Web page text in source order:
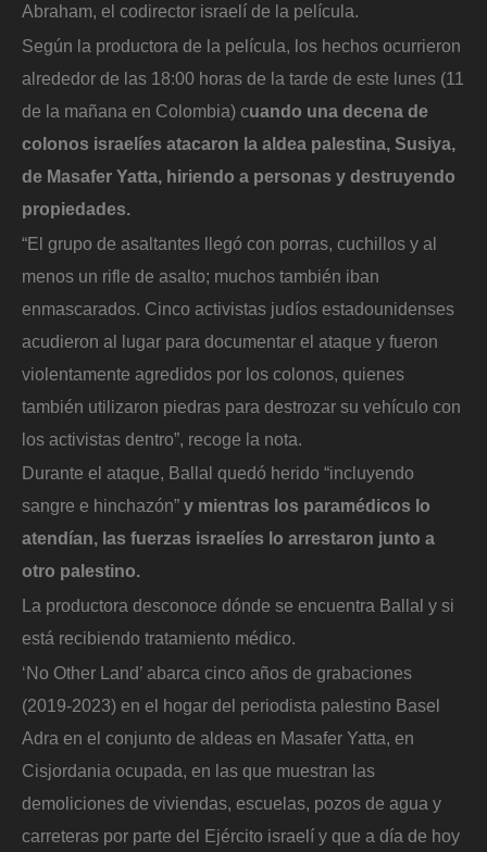
Abraham, el codirector israelí de la película.
Según la productora de la película, los hechos ocurrieron
alrededor de las 18:00 horas de la tarde de este lunes (11
de la mañana en Colombia) cuando una decena de
colonos israelíes atacaron la aldea palestina, Susiya,
de Masafer Yatta, hiriendo a personas y destruyendo
propiedades.
“El grupo de asaltantes llegó con porras, cuchillos y al
menos un rifle de asalto; muchos también iban
enmascarados. Cinco activistas judíos estadounidenses
acudieron al lugar para documentar el ataque y fueron
violentamente agredidos por los colonos, quienes
también utilizaron piedras para destrozar su vehículo con
los activistas dentro”, recoge la nota.
Durante el ataque, Ballal quedó herido “incluyendo
sangre e hinchazón” y mientras los paramédicos lo
atendían, las fuerzas israelíes lo arrestaron junto a
otro palestino.
La productora desconoce dónde se encuentra Ballal y si
está recibiendo tratamiento médico.
‘No Other Land’ abarca cinco años de grabaciones
(2019-2023) en el hogar del periodista palestino Basel
Adra en el conjunto de aldeas en Masafer Yatta, en
Cisjordania ocupada, en las que muestran las
demoliciones de viviendas, escuelas, pozos de agua y
carreteras por parte del Ejército israelí y que a día de hoy